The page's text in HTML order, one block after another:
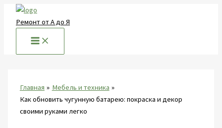
Перейти
Ремонт от А до Я
Главная
Мебель и техника
Как обновить чугунную батарею: покраска и декор
своими руками легко